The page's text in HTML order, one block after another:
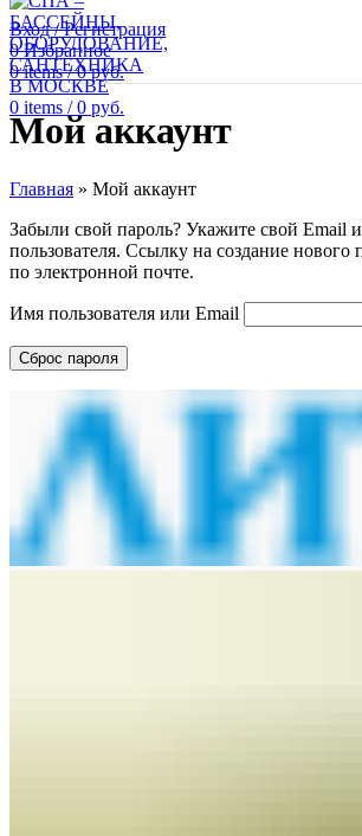
0 items / 0 руб.
Вход / Регистрация
0Избранное
0items / 0руб.
Мой аккаунт
Главная » Мой аккаунт
Забыли свой пароль? Укажите свой Email
пользователя. Ссылку на создание нового
по электронной почте.
Имя пользователя или Email
Сброс пароля